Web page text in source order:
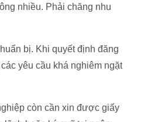
nhiều. Phải chăng nhu
bị. Khi quyết định đăng
yêu cầu khá nghiêm ngặt
còn cần xin được giấy